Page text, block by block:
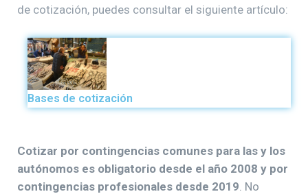
de cotización, puedes consultar el siguiente artículo:
Bases de cotización
Cotizar por contingencias comunes para las y los
autónomos es obligatorio desde el año 2008 y por
contingencias profesionales desde 2019. No